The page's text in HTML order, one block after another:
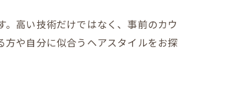
高い技術だけではなく、事前のカウ
や自分に似合うヘアスタイルをお探